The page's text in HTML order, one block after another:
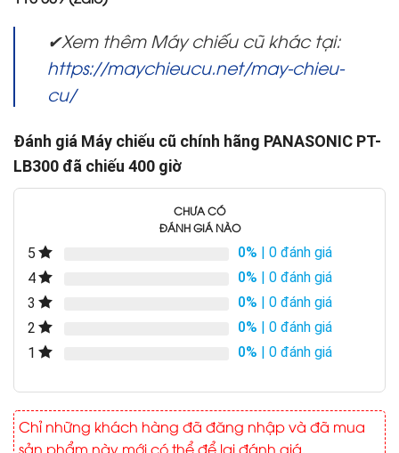
✔Xem thêm Máy chiếu cũ khác tại:
https://maychieucu.net/may-chieu-
cu/
Đánh giá Máy chiếu cũ chính hãng PANASONIC PT-
LB300 đã chiếu 400 giờ
CHƯA CÓ
ĐÁNH GIÁ NÀO
5 0% | 0 đánh giá
4
0% | 0 đánh giá
3
0% | 0 đánh giá
2
0% | 0 đánh giá
1
0% | 0 đánh giá
Chỉ những khách hàng đã đăng nhập và đã mua
sản phẩm này mới có thể để lại đánh giá.